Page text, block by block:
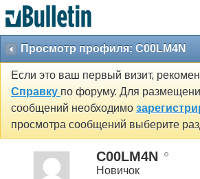
Просмотр профиля: C00LM4N
Если это ваш первый визит,
Справку по форуму. Для
сообщений необходимо
просмотра сообщений выберите
C00LM4N
Новичок